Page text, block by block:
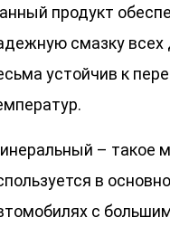
продукт
смазку всех
устойчив к
– такое
в
с